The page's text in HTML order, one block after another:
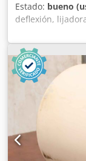
Estado: bueno
deflexión,
lijadora de
transportadora,
repuesto, cinta
rodillos de apoyo
Kurt Ehemann,
530 mm -
Cantidad: 1x